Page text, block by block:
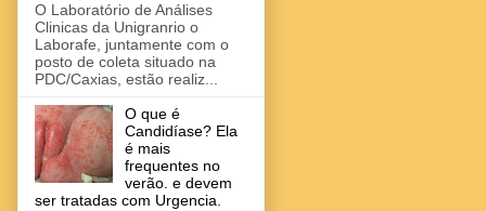
O Laboratório de Análises
Clinicas da Unigranrio o
Laborafe, juntamente com o
posto de coleta situado na
PDC/Caxias, estão realiz...
O que é
Candidíase? Ela
é mais
frequentes no
verão. e devem
ser tratadas com Urgencia.